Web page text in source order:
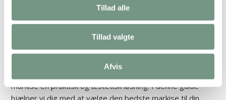
Tillad alle
Tillad valgte
Afvis
Enmarkise til altankan være den perfekte måde at
forbedre dit udendørsområde på, da den skaber både
skygge og privatliv. Uanset om du vil beskytte dig mod
solen, skabe mere komfort på altanen, eller simpelthen
markise en praktisk og æstetisk løsning. I denne guide
hjælper vi dig med at vælge den bedste markise til din